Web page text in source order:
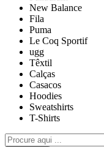
New Balance
Fila
Puma
Le Coq Sportif
ugg
Têxtil
Calças
Casacos
Hoodies
Sweatshirts
T-Shirts